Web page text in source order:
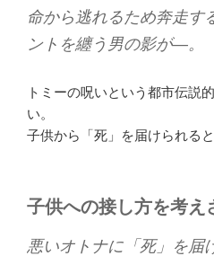
命から逃れるため奔走す
ントを纏う男の影が―。
トミーの呪いという都市伝説
い。
子供から「死」を届けられる
子供への接し方を考え
悪いオトナに「死」を届